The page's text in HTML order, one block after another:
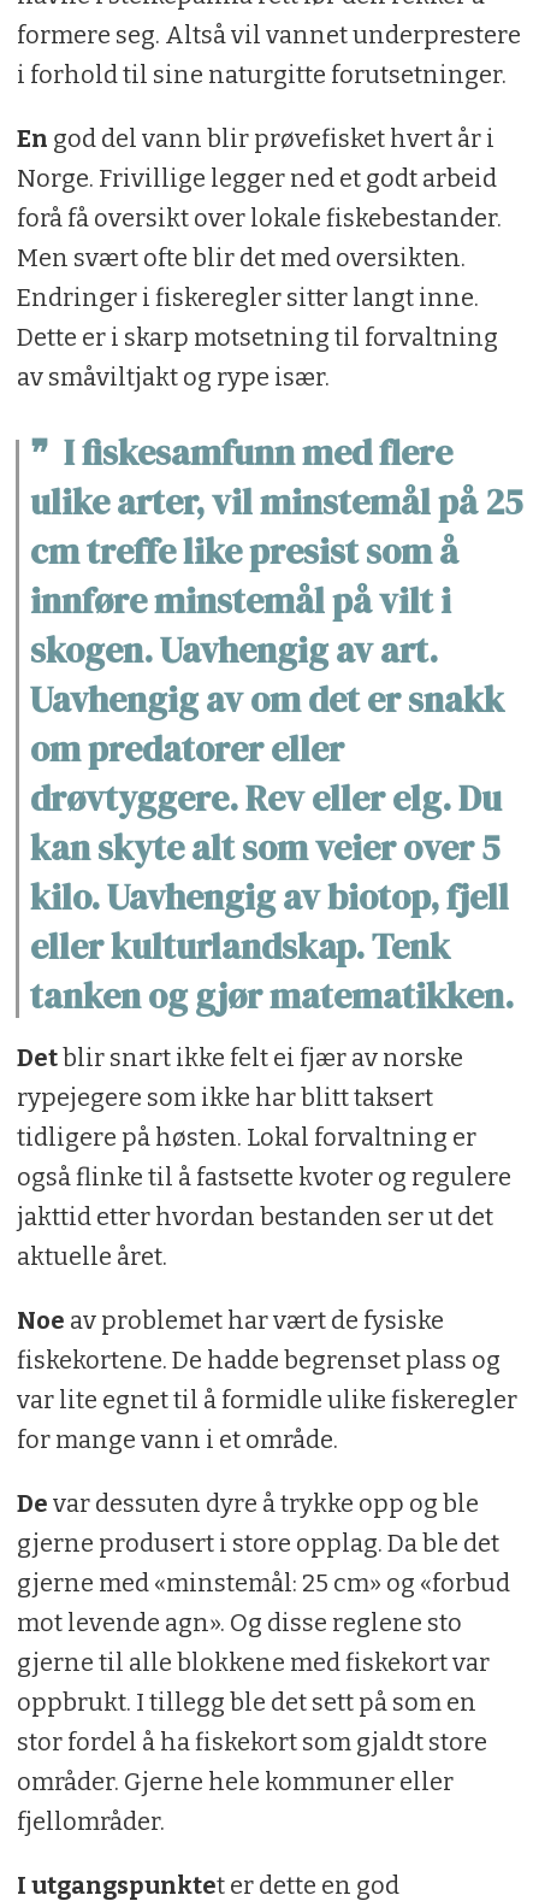
formere seg. Altså vil vannet underprestere
i forhold til sine naturgitte forutsetninger.
En god del vann blir prøvefisket hvert år i
Norge. Frivillige legger ned et godt arbeid
forå få oversikt over lokale fiskebestander.
Men svært ofte blir det med oversikten.
Endringer i fiskeregler sitter langt inne.
Dette er i skarp motsetning til forvaltning
av småviltjakt og rype især.
I fiskesamfunn med flere
ulike arter, vil minstemål på 25
cm treffe like presist som å
innføre minstemål på vilt i
skogen. Uavhengig av art.
Uavhengig av om det er snakk
om predatorer eller
drøvtyggere. Rev eller elg. Du
kan skyte alt som veier over 5
kilo. Uavhengig av biotop, fjell
eller kulturlandskap. Tenk
tanken og gjør matematikken.
Detblir snart ikke felt ei fjær av norske
rypejegere som ikke har blitt taksert
tidligere på høsten. Lokal forvaltning er
også flinke til å fastsette kvoter og regulere
jakttid etter hvordan bestanden ser ut det
aktuelle året.
Noe av problemet har vært de fysiske
fiskekortene. De hadde begrenset plass og
var lite egnet til å formidle ulike fiskeregler
for mange vann i et område.
De var dessuten dyre å trykke opp og ble
gjerne produsert i store opplag. Da ble det
gjerne med «minstemål: 25 cm» og «forbud
mot levende agn». Og disse reglene sto
gjerne til alle blokkene med fiskekort var
oppbrukt. I tillegg ble det sett på som en
stor fordel å ha fiskekort som gjaldt store
områder. Gjerne hele kommuner eller
fjellområder.
I utgangspunktet er dette en god